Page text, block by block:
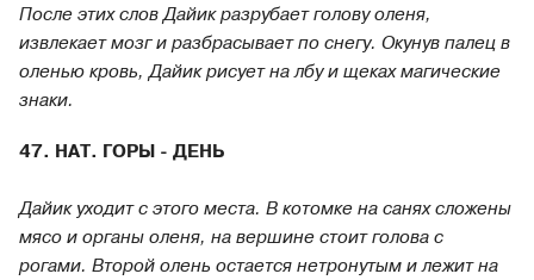
После этих слов Дайик разрубает голову оленя,
извлекает мозг и разбрасывает по снегу. Окунув палец в
оленью кровь, Дайик рисует на лбу и щеках магические
знаки.
47. НАТ. ГОРЫ - ДЕНЬ
Дайик уходит с этого места. В котомке на санях сложены
мясо и органы оленя, на вершине стоит голова с
рогами. Второй олень остается нетронутым и лежит на